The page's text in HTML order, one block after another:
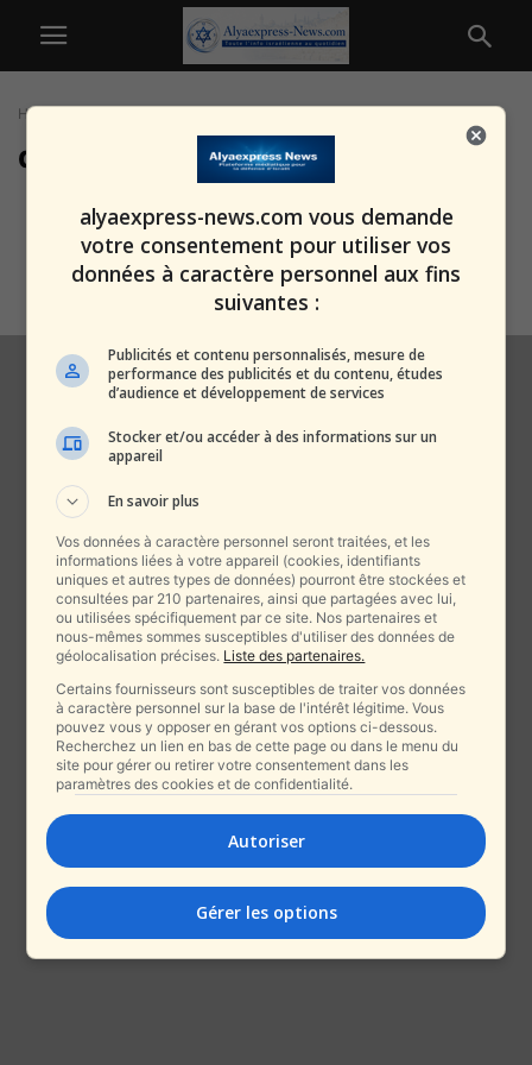
Home
droit maritime
Mélenchon défend le Hamas et
insulte Israël : la dérive d’un...
alxprss_sab 27 juillet 2025
alyaexpress-news.com vous demande
votre consentement pour utiliser vos
données à caractère personnel aux fins
suivantes :
Publicités et contenu personnalisés, mesure de
performance des publicités et du contenu, études
d’audience et développement de services
Stocker et/ou accéder à des informations sur un
appareil
En savoir plus
Vos données à caractère personnel seront traitées, et les
informations liées à votre appareil (cookies, identifiants
uniques et autres types de données) pourront être stockées et
consultées par 210 partenaires, ainsi que partagées avec lui,
ou utilisées spécifiquement par ce site. Nos partenaires et
nous-mêmes sommes susceptibles d'utiliser des données de
géolocalisation précises. Liste des partenaires.
Certains fournisseurs sont susceptibles de traiter vos données
à caractère personnel sur la base de l'intérêt légitime. Vous
pouvez vous y opposer en gérant vos options ci-dessous.
Recherchez un lien en bas de cette page ou dans le menu du
site pour gérer ou retirer votre consentement dans les
paramètres des cookies et de confidentialité.
Autoriser
Gérer les options